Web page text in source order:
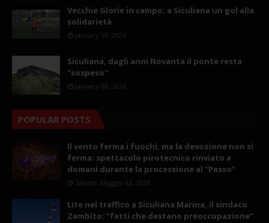
Vecchie Glorie in campo: a Siculiana un gol alla
solidarietà
January 19, 2026
Siculiana, dagli anni Novanta il ponte resta
"sospeso"
January 08, 2026
POPULAR POSTS
Il vento ferma i fuochi, ma la devozione non si
ferma: spettacolo pirotecnico rinviato a
domani durante la processione al “Passo”
Sabato, Maggio 02, 2026
Lite nel traffico a Siculiana Marina, il sindaco
Zambito: “fatti che destano preoccupazione”